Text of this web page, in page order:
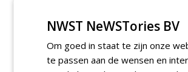
TENDERS
Ingenieursbureau Gemeente
NWST NeWSTories BV
Om goed in staat te zijn onze
te passen aan de wensen en